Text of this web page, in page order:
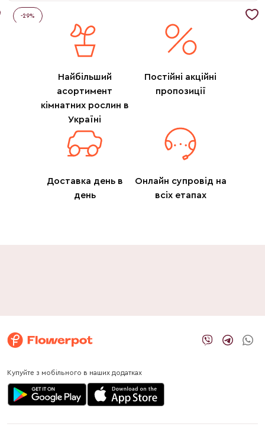
-29%
Найбільший
асортимент
кімнатних рослин в
Україні
Постійні акційні
пропозиції
Доставка день в
день
Онлайн супровід на
всіх етапах
Купуйте з мобільного в наших додатках